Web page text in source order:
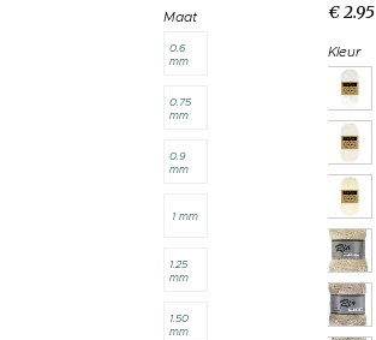
Maat
0.6
mm
0.75
mm
0.9
mm
1 mm
1.25
mm
1.50
mm
€ 2.95
Kleur